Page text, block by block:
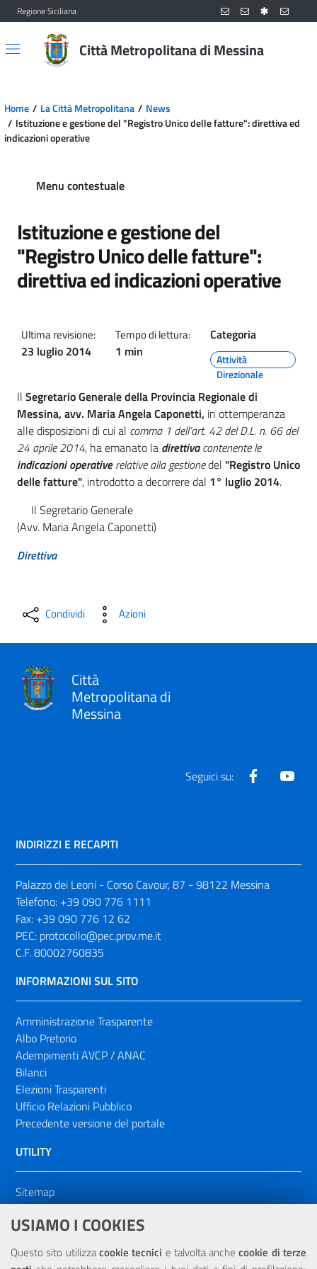
USIAMO I COOKIES
Questo sito utilizzacookie tecnici e talvolta anchecookie di terze
Vai al contenuto principale
Vai al menu principale
Regione Siciliana
Città Metropolitana di Messina
Home La Città Metropolitana
News
Istituzione e gestione del "Registro Unico delle fatture": direttiva ed
indicazioni operative
Menu contestuale
Istituzione e gestione del
"Registro Unico delle fatture":
direttiva ed indicazioni operative
Ultima revisione:
23 luglio 2014
Tempo di lettura:
1 min
Categoria
Attività
Direzionale
Il Segretario Generale della Provincia Regionale di
Messina, avv. Maria Angela Caponetti, in ottemperanza
alle disposizioni di cui al comma 1 dell’art. 42 del D.L. n. 66 del
24 aprile 2014, ha emanato la direttivacontenente le
indicazioni operativerelative alla gestionedel "Registro Unico
delle fatture", introdotto a decorrere dal 1° luglio 2014.
Il Segretario Generale
(Avv. Maria Angela Caponetti)
Direttiva
Condividi Azioni
Città
Metropolitana di
Messina
Seguici su: Facebook
INDIRIZZI E RECAPITI
Palazzo dei Leoni - Corso Cavour, 87 - 98122 Messina
Telefono: +39 090 776 1111
Fax: +39 090 776 12 62
PEC: protocollo@pec.prov.me.it
C.F. 80002760835
INFORMAZIONI SUL SITO
Amministrazione Trasparente
Albo Pretorio
Adempimenti AVCP / ANAC
Bilanci
Elezioni Trasparenti
Ufficio Relazioni Pubblico
Precedente versione del portale
UTILITY
Sitemap
Dichiarazione di accessibilità
NOTE LEGALI